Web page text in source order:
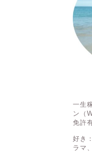
一生
ン（
免許
好き
ラマ